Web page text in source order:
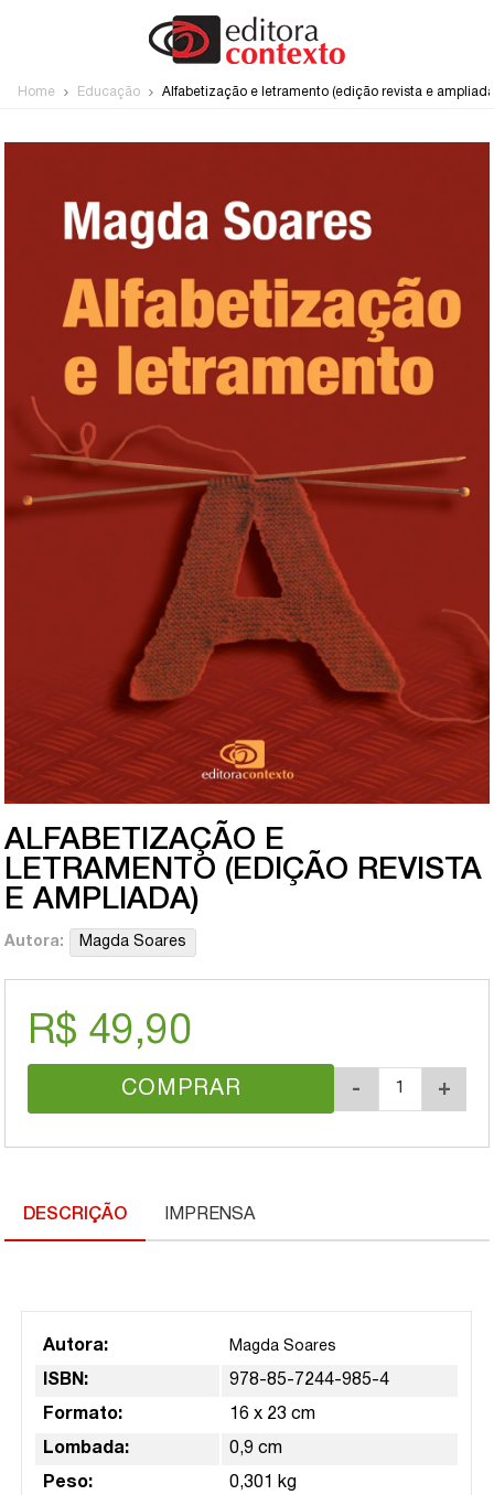
Home Educação Alfabetização e letramento (edição revista e
ALFABETIZAÇÃO E
LETRAMENTO (EDIÇÃO REVISTA
E AMPLIADA)
Autora: Magda Soares
R$ 49,90
COMPRAR - +
DESCRIÇÃO IMPRENSA
Autora: Magda Soares
ISBN: 978-85-7244-985-4
Formato: 16 x 23 cm
Lombada: 0,9 cm
Peso: 0,301 kg